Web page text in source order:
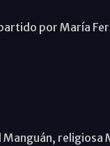
por María
religiosa